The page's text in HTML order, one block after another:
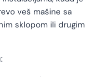
veš mašine sa
sklopom ili drugim